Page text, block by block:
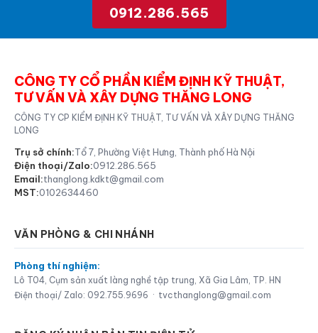
0912.286.565
CÔNG TY CỔ PHẦN KIỂM ĐỊNH KỸ THUẬT,
TƯ VẤN VÀ XÂY DỰNG THĂNG LONG
CÔNG TY CP KIỂM ĐỊNH KỸ THUẬT, TƯ VẤN VÀ XÂY DỰNG THĂNG
LONG
Trụ sở chính:Tổ 7, Phường Việt Hưng, Thành phố Hà Nội
Điện thoại/Zalo:0912.286.565
Email:thanglong.kdkt@gmail.com
MST:0102634460
VĂN PHÒNG & CHI NHÁNH
Phòng thí nghiệm:
Lô T04, Cụm sản xuất làng nghề tập trung, Xã Gia Lâm, TP. HN
Điện thoại/ Zalo: 092.755.9696 · tvcthanglong@gmail.com